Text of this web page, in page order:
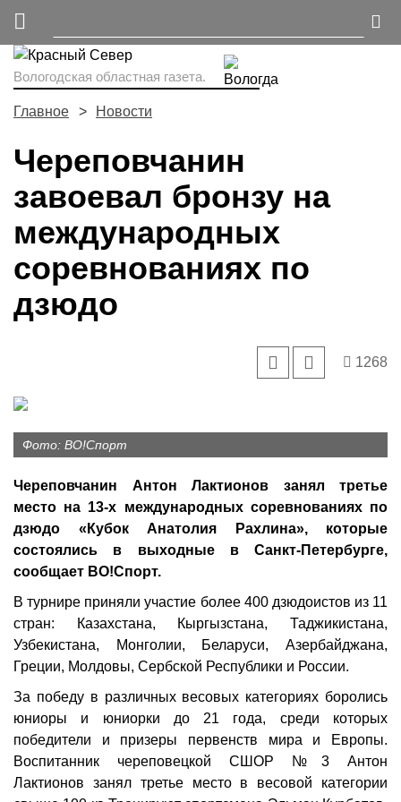
Вологодская областная газета.
Главное Новости
Череповчанин
завоевал бронзу на
международных
соревнованиях по
дзюдо
1268
Фото: ВО!Спорт
Череповчанин Антон Лактионов занял третье
место на 13-х международных соревнованиях по
дзюдо «Кубок Анатолия Рахлина», которые
состоялись в выходные в Санкт-Петербурге,
сообщает ВО!Спорт.
В турнире приняли участие более 400 дзюдоистов из 11
стран: Казахстана, Кыргызстана, Таджикистана,
Узбекистана, Монголии, Беларуси, Азербайджана,
Греции, Молдовы, Сербской Республики и России.
За победу в различных весовых категориях боролись
юниоры и юниорки до 21 года, среди которых
победители и призеры первенств мира и Европы.
Воспитанник череповецкой СШОР №3 Антон
Лактионов занял третье место в весовой категории